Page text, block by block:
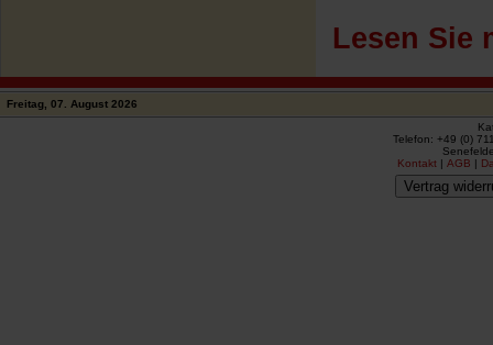
Lesen Sie
Freitag, 07. August 2026
Telefon: +49 (0)
Kontakt |AGB |
Vertrag